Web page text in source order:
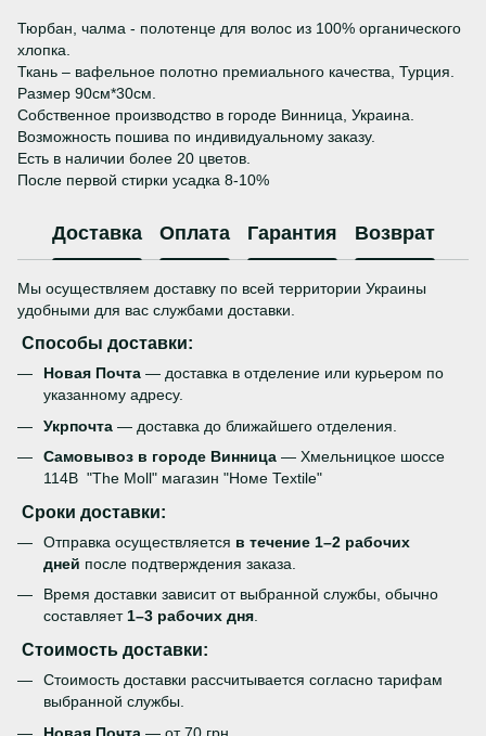
Тюрбан, чалма - полотенце для волос из 100% органического
хлопка.
Ткань – вафельное полотно премиального качества, Турция.
Размер 90см*30см.
Собственное производство в городе Винница, Украина.
Возможность пошива по индивидуальному заказу.
Есть в наличии более 20 цветов.
После первой стирки усадка 8-10%
Доставка Оплата Гарантия Возврат
Мы осуществляем доставку по всей территории Украины
удобными для вас службами доставки.
Способы доставки:
Новая Почта — доставка в отделение или курьером по
указанному адресу.
Укрпочта — доставка до ближайшего отделения.
Самовывоз в городе Винница — Хмельницкое шоссе
114В "The Moll" магазин "Номе Теxtile"
Сроки доставки:
Отправка осуществляется в течение 1–2 рабочих
дней после подтверждения заказа.
Время доставки зависит от выбранной службы, обычно
составляет1–3 рабочих дня.
Стоимость доставки:
Стоимость доставки рассчитывается согласно тарифам
выбранной службы.
Новая Почта — от 70 грн